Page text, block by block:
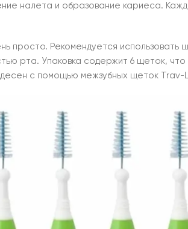
налета и образование кариеса.
просто. Рекомендуется использовать
рта. Упаковка содержит 6 щеток,
десен с помощью межзубных щеток Trav-